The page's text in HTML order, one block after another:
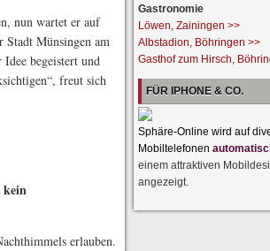
nun wartet er auf
Stadt Münsingen am
Idee begeistert und
freut sich
kein
erlauben.
Gastronomie
Löwen, Zainingen >>
Albstadion, Böhringen >>
Gasthof zum Hirsch,
FÜR IPHONE & CO.
Sphäre-Online wird auf
Mobiltelefonen
einem attraktiven
angezeigt.